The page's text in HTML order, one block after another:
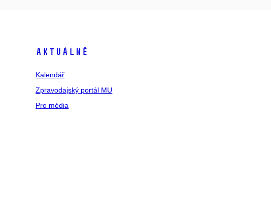
Aktuálně
Kalendář
Zpravodajský portál MU
Pro média